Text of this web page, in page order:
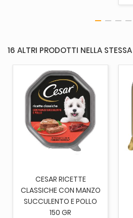
16 ALTRI PRODOTTI NELLA
CESAR RICETTE
CLASSICHE CON MANZO
SUCCULENTO E POLLO
150 GR